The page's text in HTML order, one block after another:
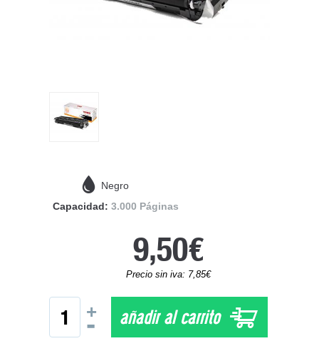
Negro
Capacidad: 3.000 Páginas
9,50€
Precio sin iva: 7,85€
+
- añadir al carrito